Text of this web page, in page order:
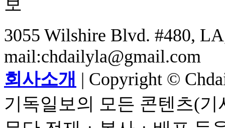
3055 Wilshire Blvd. #480,
mail:chdailyla@gmail.com
회사소개 | Copyright ©
기독일보의 모든 콘텐츠(